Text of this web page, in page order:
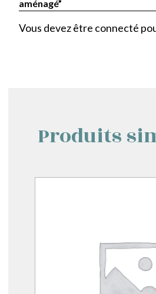
aménagé”
Vous devez être connecté
Produits